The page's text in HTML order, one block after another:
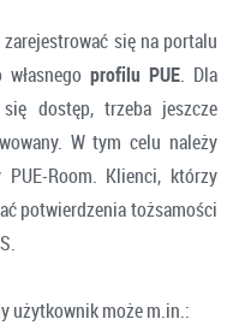
się na portalu
własnego profilu PUE. Dla
dostęp, trzeba jeszcze
W tym celu należy
Room. Klienci, którzy
potwierdzenia tożsamości
użytkownik może m.in.: